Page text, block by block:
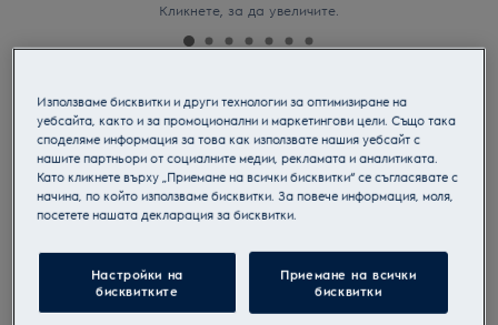
Кликнете, за да увеличите.
EW6F2282E
Пералня с предно зареждане
Инструкциите за безопасност и предупрежденията за
безопасност съгласно регламент на ЕС 2023/988 са
Използваме бисквитки и други технологии за оптимизиране на
уебсайта, както и за промоционални и маркетингови цели. Също така
споделяме информация за това как използвате нашия уебсайт с
нашите партньори от социалните медии, рекламата и аналитиката.
Като кликнете върху „Приемане на всички бисквитки“ се съгласявате с
начина, по който използваме бисквитки. За повече информация, моля,
посетете нашата декларация за бисквитки.
Настройки на
бисквитките
Приемане на всички
бисквитки